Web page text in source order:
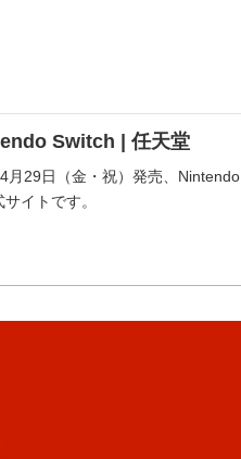
Switch | 任天堂
月29日（金・祝）発売、Nintendo
イトです。